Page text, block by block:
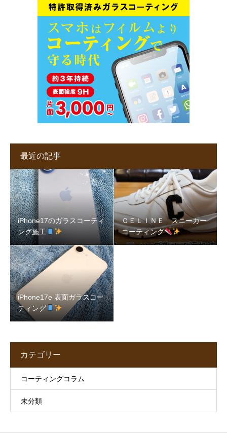
最近の記事
iPhone17のガラスコーティ
ング施工
ＣＥＬＩＮＥ スニーカー
コーティング
iPhone17e 表面ガラスコー
ティング
カテゴリー
コーティングコラム
未分類